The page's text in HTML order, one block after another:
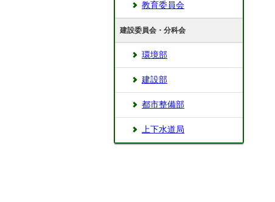
教育委員会
建設委員会・分科会
環境部
建設部
都市整備部
上下水道局